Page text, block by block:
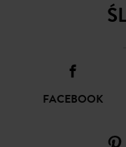
FACEBOOK